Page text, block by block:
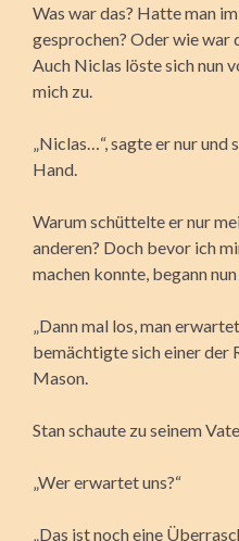
Was war das? Hatte man
gesprochen? Oder wie war
Auch Niclas löste sich nun
mich zu.
„Niclas…“, sagte er nur
Hand.
Warum schüttelte er nur
anderen? Doch bevor ich
machen konnte, begann
„Dann mal los, man
bemächtigte sich einer der
Mason.
Stan schaute zu seinem
„Wer erwartet uns?“
„Das ist noch eine